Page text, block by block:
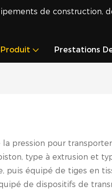
de construction,
Produit Prestations
pression pour
type à extrusion et
puis équipé de tiges en
de dispositifs de